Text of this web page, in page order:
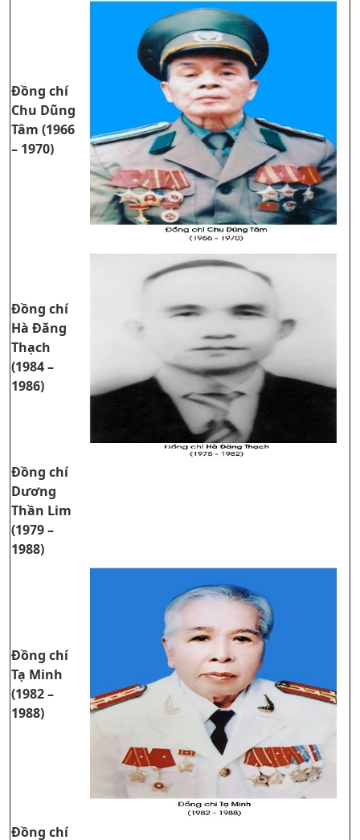
Đồng chí
Chu Dũng
Tâm (1966
– 1970)
Đồng chí
Hà Đăng
Thạch
(1984 –
1986)
Đồng chí
Dương
Thần Lim
(1979 –
1988)
Đồng chí
Tạ Minh
(1982 –
1988)
Đồng chí